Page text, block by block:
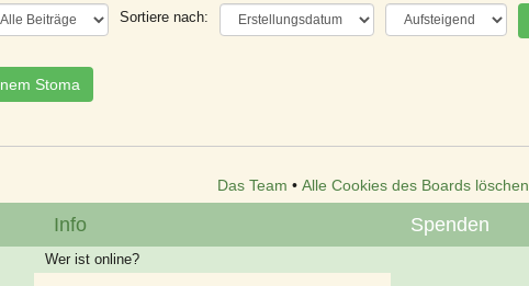
Sortiere nach:
Stoma
Das Team • Alle Cookies des Boards löschen
Info
Wer ist online?
Spenden